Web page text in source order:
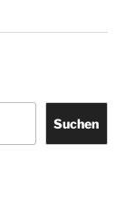
Suchen